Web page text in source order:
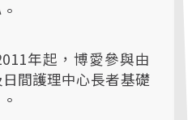
年起，博愛參與由
間護理中心長者基礎